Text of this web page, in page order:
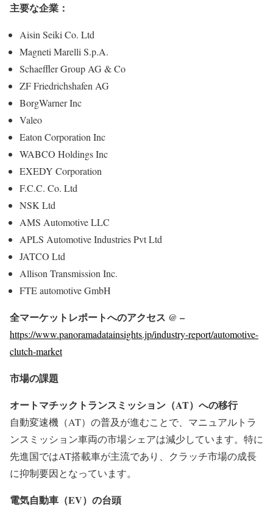
主要な企業：
Aisin Seiki Co. Ltd
Magneti Marelli S.p.A.
Schaeffler Group AG & Co
ZF Friedrichshafen AG
BorgWarner Inc
Valeo
Eaton Corporation Inc
WABCO Holdings Inc
EXEDY Corporation
F.C.C. Co. Ltd
NSK Ltd
AMS Automotive LLC
APLS Automotive Industries Pvt Ltd
JATCO Ltd
Allison Transmission Inc.
FTE automotive GmbH
全マーケットレポートへのアクセス @ –
https://www.panoramadatainsights.jp/industry-report/automotive-
clutch-market
市場の課題
オートマチックトランスミッション（AT）への移行
自動変速機（AT）の普及が進むことで、マニュアルトラ
ンスミッション車両の市場シェアは減少しています。特に
先進国ではAT搭載車が主流であり、クラッチ市場の成長
に抑制要因となっています。
電気自動車（EV）の台頭